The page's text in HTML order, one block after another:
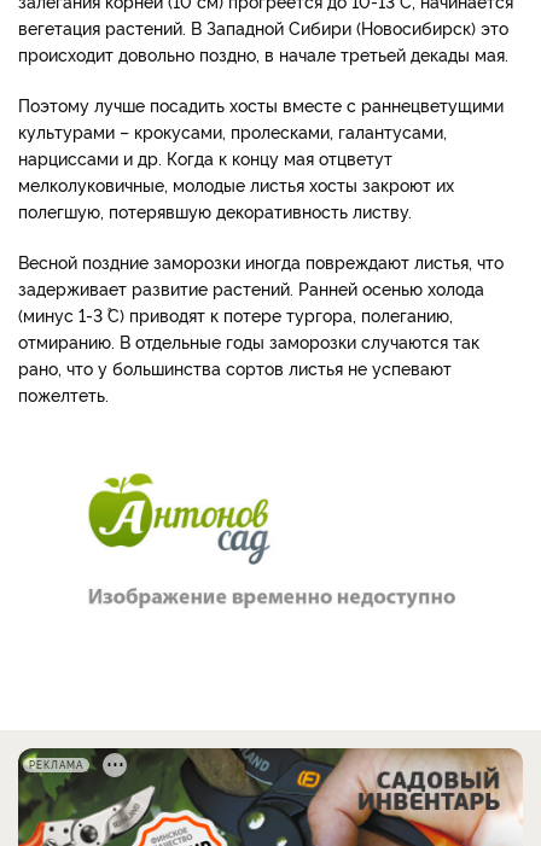
вегетация растений. В Западной Сибири (Новосибирск) это
происходит довольно поздно, в начале третьей декады мая.
Поэтому лучше посадить хосты вместе с раннецветущими
культурами – крокусами, пролесками, галантусами,
нарциссами и др. Когда к концу мая отцветут
мелколуковичные, молодые листья хосты закроют их
полегшую, потерявшую декоративность листву.
Весной поздние заморозки иногда повреждают листья, что
задерживает развитие растений. Ранней осенью холода
(минус 1-3 ˚C) приводят к потере тургора, полеганию,
отмиранию. В отдельные годы заморозки случаются так
рано, что у большинства сортов листья не успевают
пожелтеть.
РЕКЛАМА